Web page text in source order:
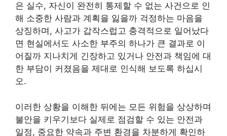
은 실수, 자신이 완전히 통제할 수 없는 사건으로 인
해 소중한 사람과 계획을 잃을까 걱정하는 마음을
상징하며, 사고가 갑작스럽고 충격적으로 일어났다
면 현실에서도 사소한 부주의 하나가 큰 결과로 이
어질까 지나치게 긴장하고 있거나 안전과 책임에 대
한 부담이 커졌음을 제대로 인식해 보도록 하십시
오.
이러한 상황을 이해한 뒤에는 모든 위험을 상상하며
불안을 키우기보다 실제로 점검할 수 있는 안전과
일정, 중요한 약속과 주변 환경을 차분하게 확인하